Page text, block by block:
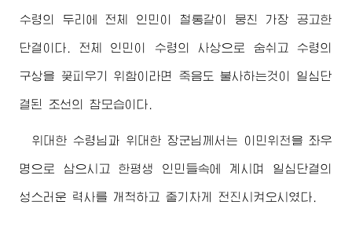
수령 의 두리에 전체 인민이 철통같이 뭉친 가장 공고한
단결이다. 전체 인민이 수령 의 사상으로 숨쉬고 수령 의
구상을 꽃피우기 위함이라면 죽음도 불사하는것이 일심단
결된 조선의 참모습이다.
위대한 수령님 과 위대한 장군님께서는 이민위천을 좌우
명으로 삼으시고 한평생 인민들속에 계시며 일심단결의
성스러운 력사를 개척하고 줄기차게 전진시켜오시였다.